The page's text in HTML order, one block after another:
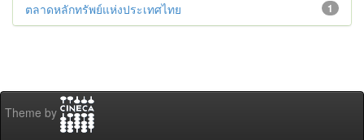
1
ตลาดหลักทรัพย์แห่งประเทศไทย
Theme by